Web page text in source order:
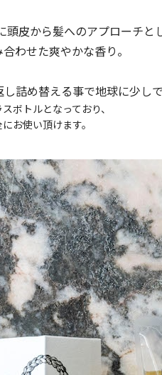
頭皮から髪へのアプローチ
わせた爽やかな香り。
詰め替える事で地球に少し
ボトルとなっており、
お使い頂けます。